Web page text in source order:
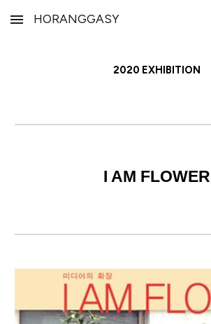
Skip to main content
HORANGGASY
2020 EXHIBITION
I AM FLOWER